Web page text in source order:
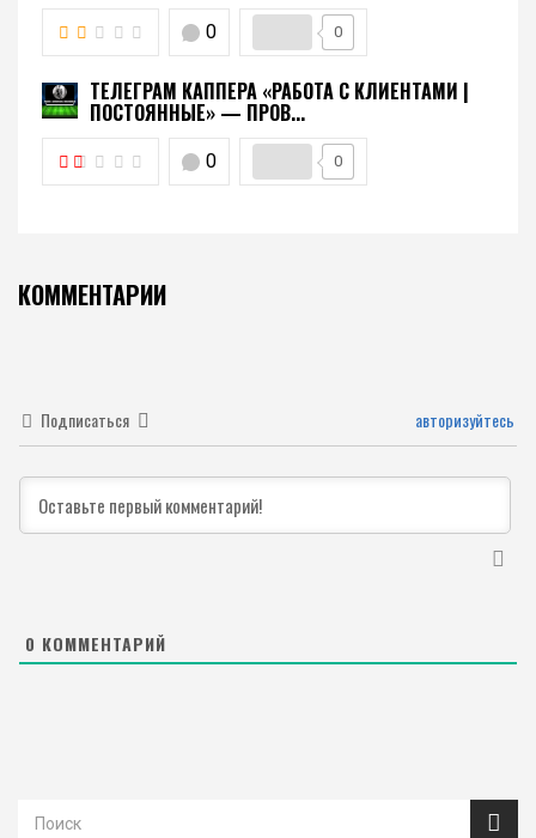
0 0
ТЕЛЕГРАМ КАППЕРА «РАБОТА С КЛИЕНТАМИ |
ПОСТОЯННЫЕ» — ПРОВ...
0 0
КОММЕНТАРИИ
Подписаться авторизуйтесь
0 КОММЕНТАРИЙ